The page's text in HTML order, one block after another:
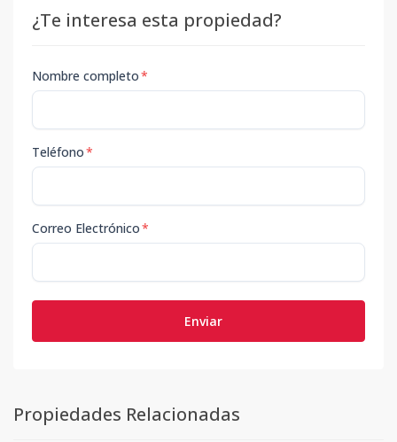
¿Te interesa esta propiedad?
Nombre completo*
Teléfono*
Correo Electrónico*
Enviar
Propiedades Relacionadas